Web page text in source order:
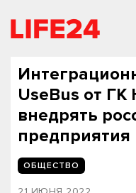
UseBus от
внедрять
предприятия
ОБЩЕСТВО